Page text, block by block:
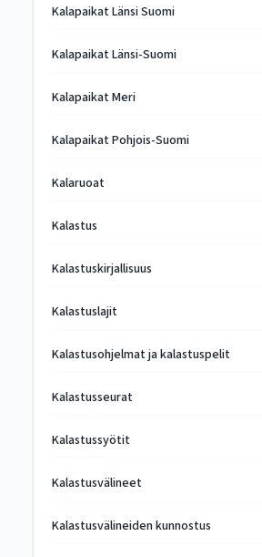
Kalapaikat Länsi Suomi
Kalapaikat Länsi-Suomi
Kalapaikat Meri
Kalapaikat Pohjois-Suomi
Kalaruoat
Kalastus
Kalastuskirjallisuus
Kalastuslajit
Kalastusohjelmat ja kalastuspelit
Kalastusseurat
Kalastussyötit
Kalastusvälineet
Kalastusvälineiden kunnostus